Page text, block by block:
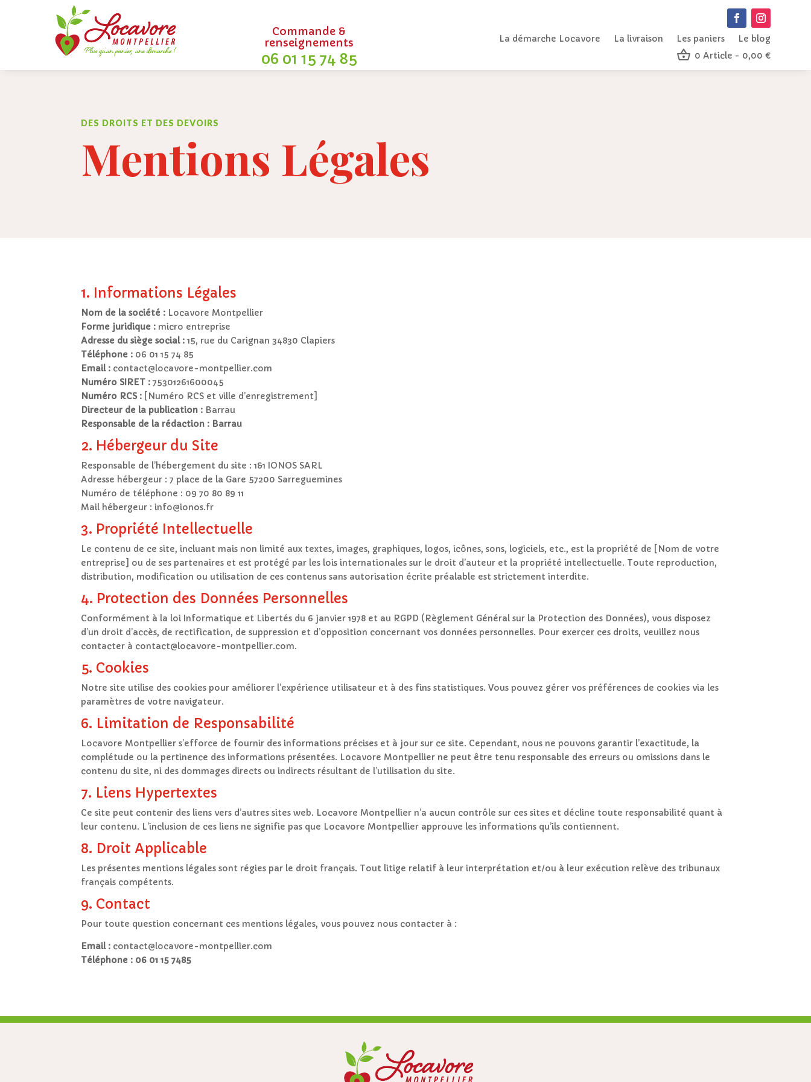
Commande &
renseignements
06 01 15 74 85
La démarche Locavore La livraison Les paniers
Le blog
0 Article
0,00 €
DES DROITS ET DES DEVOIRS
Mentions Légales
1. Informations Légales
Nom de la société : Locavore Montpellier
Forme juridique : micro entreprise
Adresse du siège social : 15, rue du Carignan 34830 Clapiers
Téléphone : 06 01 15 74 85
Email : contact@locavore-montpellier.com
Numéro SIRET : 75301261600045
Numéro RCS : [Numéro RCS et ville d’enregistrement]
Directeur de la publication : Barrau
Responsable de la rédaction : Barrau
2. Hébergeur du Site
Responsable de l’hébergement du site : 1&1 IONOS SARL
Adresse hébergeur : 7 place de la Gare 57200 Sarreguemines
Numéro de téléphone : 09 70 80 89 11
Mail hébergeur : info@ionos.fr
3. Propriété Intellectuelle
Le contenu de ce site, incluant mais non limité aux textes, images, graphiques, logos, icônes, sons, logiciels, etc., est la propriété de [Nom de votre
entreprise] ou de ses partenaires et est protégé par les lois internationales sur le droit d’auteur et la propriété intellectuelle. Toute reproduction,
distribution, modification ou utilisation de ces contenus sans autorisation écrite préalable est strictement interdite.
4. Protection des Données Personnelles
Conformément à la loi Informatique et Libertés du 6 janvier 1978 et au RGPD (Règlement Général sur la Protection des Données), vous disposez
d’un droit d’accès, de rectification, de suppression et d’opposition concernant vos données personnelles. Pour exercer ces droits, veuillez nous
contacter à contact@locavore-montpellier.com.
5. Cookies
Notre site utilise des cookies pour améliorer l’expérience utilisateur et à des fins statistiques. Vous pouvez gérer vos préférences de cookies via les
paramètres de votre navigateur.
6. Limitation de Responsabilité
Locavore Montpellier s’efforce de fournir des informations précises et à jour sur ce site. Cependant, nous ne pouvons garantir l’exactitude, la
complétude ou la pertinence des informations présentées. Locavore Montpellier ne peut être tenu responsable des erreurs ou omissions dans le
contenu du site, ni des dommages directs ou indirects résultant de l’utilisation du site.
7. Liens Hypertextes
Ce site peut contenir des liens vers d’autres sites web. Locavore Montpellier n’a aucun contrôle sur ces sites et décline toute responsabilité quant à
leur contenu. L’inclusion de ces liens ne signifie pas que Locavore Montpellier approuve les informations qu’ils contiennent.
8. Droit Applicable
Les présentes mentions légales sont régies par le droit français. Tout litige relatif à leur interprétation et/ou à leur exécution relève des tribunaux
français compétents.
9. Contact
Pour toute question concernant ces mentions légales, vous pouvez nous contacter à :
Email : contact@locavore-montpellier.com
Téléphone : 06 01 15 7485